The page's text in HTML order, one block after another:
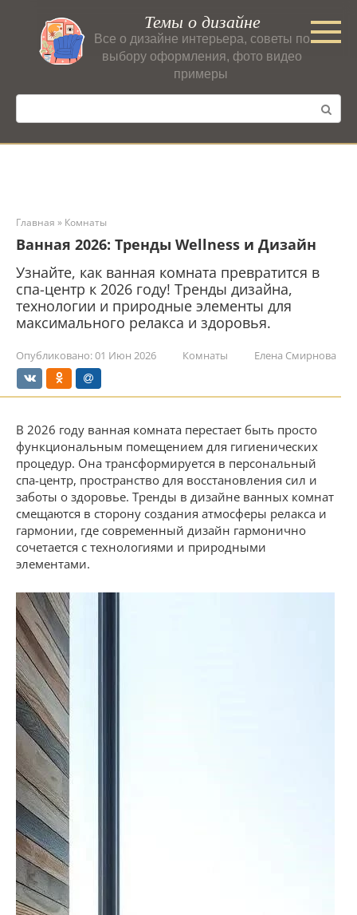
контенту
Темы о дизайне
Все о дизайне интерьера, советы по
выбору оформления, фото видео
примеры
Поиск:
Главная » Комнаты
Ванная 2026: Тренды Wellness и Дизайн
Узнайте, как ванная комната превратится в
спа-центр к 2026 году! Тренды дизайна,
технологии и природные элементы для
максимального релакса и здоровья.
Опубликовано:01 Июн 2026 Комнаты Елена Смирнова
В 2026 году ванная комната перестает быть просто
функциональным помещением для гигиенических
процедур. Она трансформируется в персональный
спа-центр, пространство для восстановления сил и
заботы о здоровье. Тренды в дизайне ванных комнат
смещаются в сторону создания атмосферы релакса и
гармонии, где современный дизайн гармонично
сочетается с технологиями и природными
элементами.